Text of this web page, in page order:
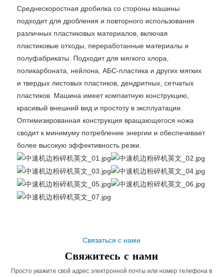
Среднескоростная дробилка со стороны машины
подходит для дробления и повторного использования
различных пластиковых материалов, включая
пластиковые отходы, переработанные материалы и
полуфабрикаты. Подходит для мягкого хлора,
поликарбоната, нейлона, АБС-пластика и других мягких
и твердых листовых пластиков, дендритных, сетчатых
пластиков. Машина имеет компактную конструкцию,
красивый внешний вид и простоту в эксплуатации.
Оптимизированная конструкция вращающегося ножа
сводит к минимуму потребление энергии и обеспечивает
более высокую эффективность резки.
Связаться с нами
Свяжитесь с нами
Просто укажите свой адрес электронной почты или номер телефона в